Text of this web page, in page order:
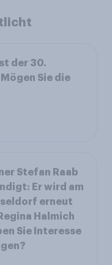
der 30.
Sie die
Stefan Raab
Er wird am
erneut
Halmich
Sie Interesse